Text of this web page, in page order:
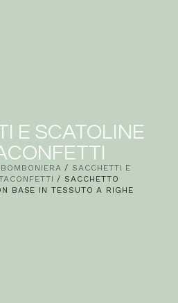
E SCATOLINE
/ SACCHETTI E
/ SACCHETTO
BASE IN TESSUTO A RIGHE